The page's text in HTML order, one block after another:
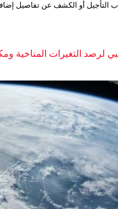
التأجيل أو الكشف عن تفاصيل
لرصد التغيرات المناخية